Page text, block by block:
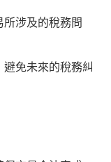
所涉及的稅務問
避免未來的稅務糾